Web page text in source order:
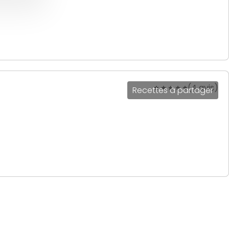
Recettes à partager
(4 avis)